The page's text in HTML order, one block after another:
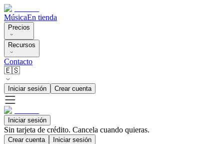
MúsicaEn tienda
Precios
Recursos
Contacto
🇪🇸
Iniciar sesión Crear cuenta
Iniciar sesión
Sin tarjeta de crédito. Cancela cuando quieras.
Crear cuenta Iniciar sesión